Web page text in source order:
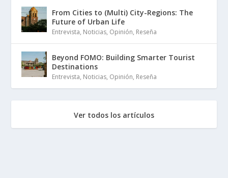
From Cities to (Multi) City-Regions: The
Future of Urban Life
Entrevista, Noticias, Opinión, Reseña
Beyond FOMO: Building Smarter Tourist
Destinations
Entrevista, Noticias, Opinión, Reseña
Ver todos los artículos